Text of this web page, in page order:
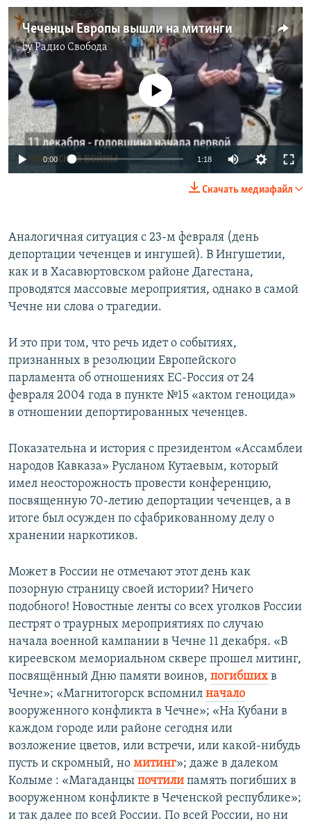
Чеченцы Европы вышли на митинги
byРадио Свобода
No media source currently available
0:00 1:18
Скачать медиафайл
Аналогичная ситуация с 23-м февраля (день
депортации чеченцев и ингушей). В Ингушетии,
как и в Хасавюртовском районе Дагестана,
проводятся массовые мероприятия, однако в самой
Чечне ни слова о трагедии.
И это при том, что речь идет о событиях,
признанных в резолюции Европейского
парламента об отношениях ЕС-Россия от 24
февраля 2004 года в пункте №15 «актом геноцида»
в отношении депортированных чеченцев.
Показательна и история с президентом «Ассамблеи
народов Кавказа» Русланом Кутаевым, который
имел неосторожность провести конференцию,
посвященную 70-летию депортации чеченцев, а в
итоге был осужден по сфабрикованному делу о
хранении наркотиков.
Может в России не отмечают этот день как
позорную страницу своей истории? Ничего
подобного! Новостные ленты со всех уголков России
пестрят о траурных мероприятиях по случаю
начала военной кампании в Чечне 11 декабря. «В
киреевском мемориальном сквере прошел митинг,
посвящённый Дню памяти воинов, погибших в
Чечне»; «Магнитогорск вспомнил начало
вооруженного конфликта в Чечне»; «На Кубани в
каждом городе или районе сегодня или
возложение цветов, или встречи, или какой-нибудь
пусть и скромный, но митинг»; даже в далеком
Колыме : «Магаданцы почтили память погибших в
вооруженном конфликте в Чеченской республике»;
и так далее по всей России. По всей России, но ни